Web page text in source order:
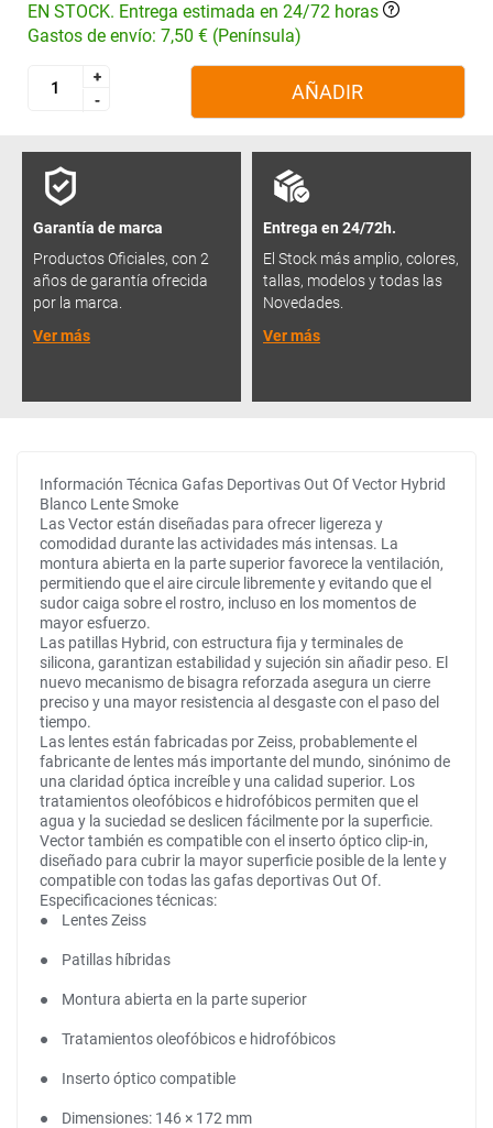
EN STOCK. Entrega estimada en 24/72 horas
Gastos de envío: 7,50 € (Península)
+
-
+
-
AÑADIR
Garantía de marca
Productos Oficiales, con 2
años de garantía ofrecida
por la marca.
Ver más
Entrega en 24/72h.
El Stock más amplio, colores,
tallas, modelos y todas las
Novedades.
Ver más
Información Técnica Gafas Deportivas Out Of Vector Hybrid
Blanco Lente Smoke
Las Vector están diseñadas para ofrecer ligereza y
comodidad durante las actividades más intensas. La
montura abierta en la parte superior favorece la ventilación,
permitiendo que el aire circule libremente y evitando que el
sudor caiga sobre el rostro, incluso en los momentos de
mayor esfuerzo.
Las patillas Hybrid, con estructura fija y terminales de
silicona, garantizan estabilidad y sujeción sin añadir peso. El
nuevo mecanismo de bisagra reforzada asegura un cierre
preciso y una mayor resistencia al desgaste con el paso del
tiempo.
Las lentes están fabricadas por Zeiss, probablemente el
fabricante de lentes más importante del mundo, sinónimo de
una claridad óptica increíble y una calidad superior. Los
tratamientos oleofóbicos e hidrofóbicos permiten que el
agua y la suciedad se deslicen fácilmente por la superficie.
Vector también es compatible con el inserto óptico clip-in,
diseñado para cubrir la mayor superficie posible de la lente y
compatible con todas las gafas deportivas Out Of.
Especificaciones técnicas:
● Lentes Zeiss
● Patillas híbridas
● Montura abierta en la parte superior
● Tratamientos oleofóbicos e hidrofóbicos
● Inserto óptico compatible
● Dimensiones: 146 × 172 mm